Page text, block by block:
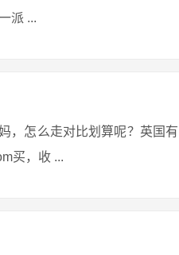
派 ...
，怎么走对比划算呢？英国有
买，收 ...